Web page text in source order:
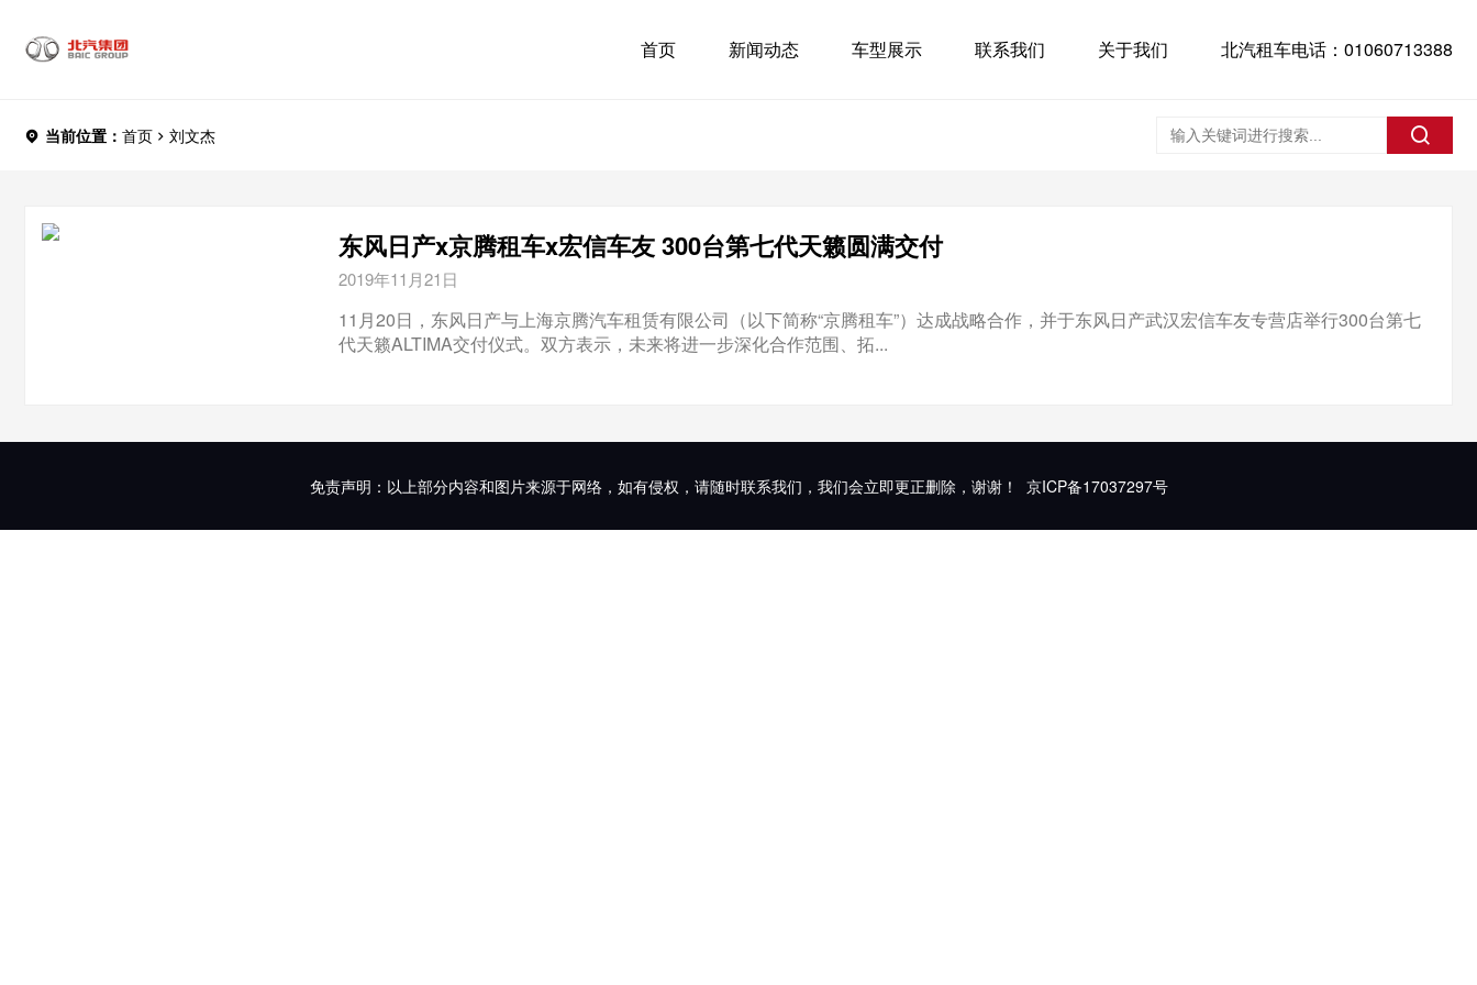
首页 新闻动态 车型展示 联系我们 关于我们 北汽租车电话：01060713388
当前位置： 首页 刘文杰
东风日产x京腾租车x宏信车友 300台第七代天籁圆满交付
2019年11月21日
11月20日，东风日产与上海京腾汽车租赁有限公司（以下简称“京腾租车”）达成战略合作，并于东风日产武汉宏信车友专营店举行300台第七
代天籁ALTIMA交付仪式。双方表示，未来将进一步深化合作范围、拓...
免责声明：以上部分内容和图片来源于网络，如有侵权，请随时联系我们，我们会立即更正删除，谢谢！ 京ICP备17037297号